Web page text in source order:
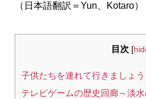
（日本語翻訳＝Yun、Kotaro）
目次 [
子供たちを連れて行きましょう
テレビゲームの歴史回廊～淡